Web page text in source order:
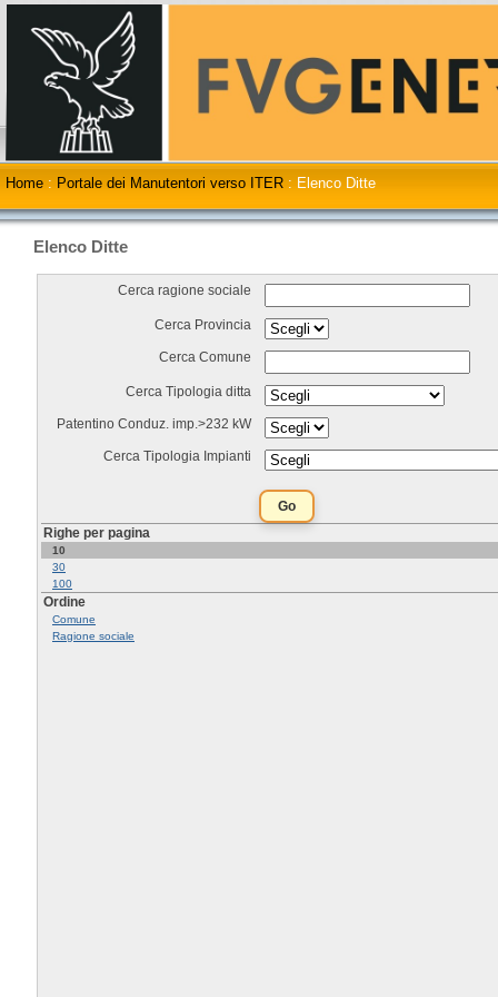
Home : Portale dei Manutentori verso ITER : Elenco Ditte
Elenco Ditte
Cerca ragione sociale
Cerca Provincia
Cerca Comune
Cerca Tipologia ditta
Patentino Conduz. imp.>232 kW
Cerca Tipologia Impianti
Righe per pagina
10
30
100
Ordine
Comune
Ragione sociale